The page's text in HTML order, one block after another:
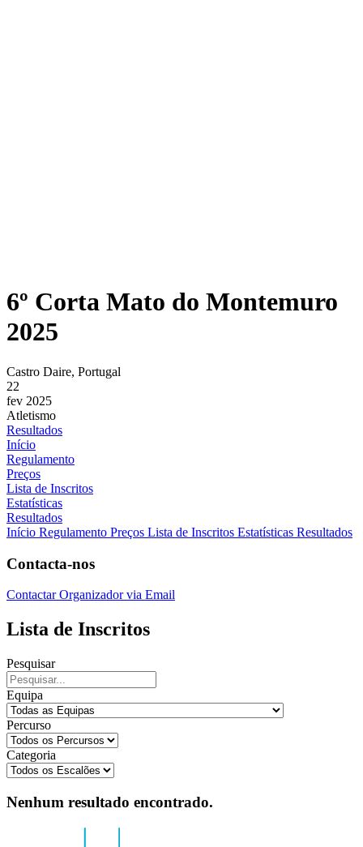
6º Corta Mato do Montemuro
2025
Castro Daire, Portugal
22
fev 2025
Atletismo
Resultados
Início
Regulamento
Preços
Lista de Inscritos
Estatísticas
Resultados
Início Regulamento Preços Lista de Inscritos Estatísticas Resultados
Contacta-nos
Contactar Organizador via Email
Lista de Inscritos
Pesquisar
Equipa
Percurso
Categoria
Nenhum resultado encontrado.